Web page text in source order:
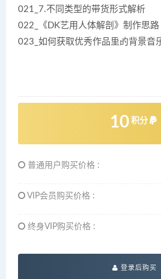
021_7.不同类型的带货形式解析
022_《DK艺用人体解剖》制作思路
023_如何获取优秀作品里的背景音
10 积分
普通用户购买价格 :
VIP会员购买价格 :
终身VIP购买价格 :
登录后购买